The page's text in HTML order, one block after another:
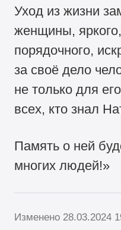
Уход из жизни
женщины,
порядочного,
за своё дело
не только для
всех, кто знал
Память о ней
многих людей!»
Изменено 28.03.2024